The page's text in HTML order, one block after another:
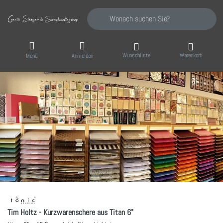
Geben Sie einen Suchbegriff ein. Während
Menü Anmelden Wunschliste Warenkorb
Tim Holtz - Kurzwarenschere aus Titan 6"